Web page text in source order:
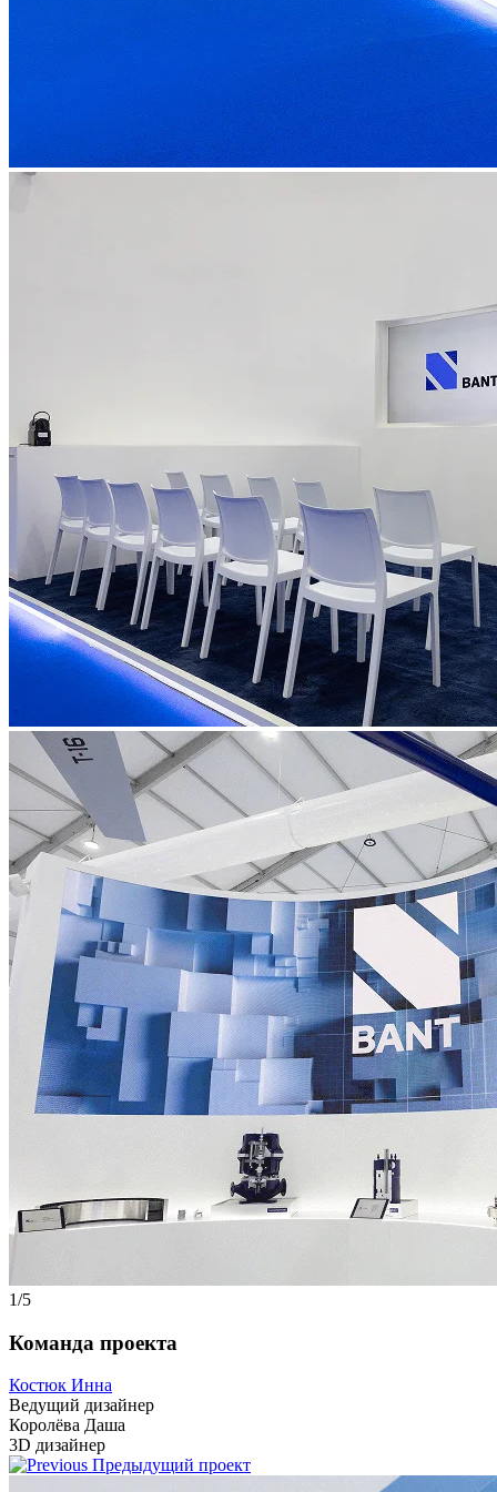
1/5
Команда проекта
Костюк Инна
Ведущий дизайнер
Королёва Даша
3D дизайнер
Предыдущий проект